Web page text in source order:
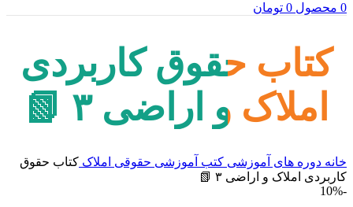
0 محصول 0 تومان
کتاب حقوق کاربردی
املاک و اراضی ۳ 📗
خانه دوره های آموزشی کتب آموزشی حقوقی املاک کتاب حقوق
کاربردی املاک و اراضی ۳ 📗
-10%